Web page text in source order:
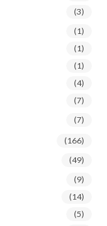
(3)
(1)
(1)
(1)
(4)
(7)
(7)
(166)
(49)
(9)
(14)
(5)